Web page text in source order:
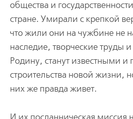
общества и
стране. Умирали с крепкой
что жили они на чужбине не
наследие, творческие труды
Родину, станут известными
строительства новой жизни,
них же правда живет.